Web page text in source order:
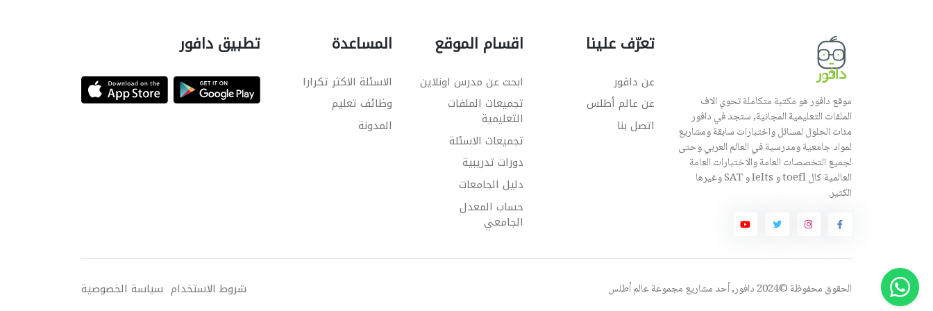
موقع دافور هو مكتبة متكاملة تحوي الاف
الملفات التعليمية المجانية, ستجد في دافور
مئات الحلول لمسائل واختبارات سابقة ومشاريع
لمواد جامعية ومدرسية في العالم العربي وحتى
لجميع التخصصات العامة والاختبارات العامة
العالمية كال toefl و Ielts و SAT وغيرها
الكثير.
تعرّف علينا
عن دافور
عن عالم أطلس
اتصل بنا
اقسام الموقع
ابحث عن مدرس اونلاين
تجميعات الملفات
التعليمية
تجميعات الاسئلة
دورات تدريبية
دليل الجامعات
حساب المعدل
الجامعي
المساعدة
الاسئلة الاكثر تكرارا
وظائف تعليم
المدونة
تطبيق دافور
الحقوق محفوظة ©2024 دافور, أحد مشاريع مجموعة عالم أطلس شروط الاستخدام سياسة الخصوصية